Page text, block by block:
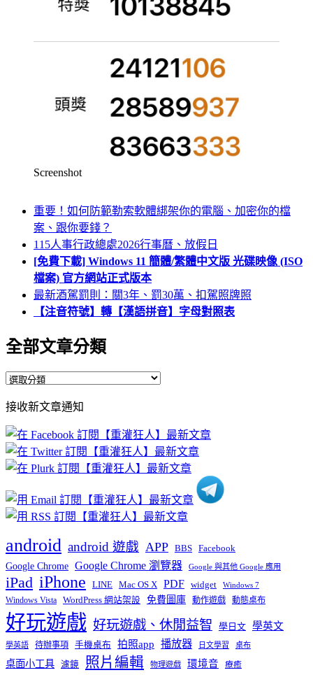
Screenshot
重要！如何防範勒索軟體綁架你的電腦、加密你的檔
案、跟你要錢？
115人事行政總處2026行事曆、放假日
[免費下載] Windows 11 簡體/繁體中文版 光碟映像 (ISO
檔案) 官方網站正式版本
最新酒駕罰則：關3年、罰30萬、扣駕照牌照
【注音符號】轉【漢語拼音】字母對照表
全部文章分類
全
文
章
分
類
接收新文章通知
android android 遊戲 APP BBS Facebook
Google Chrome Google Chrome 瀏覽器 Google 與其他 Google 應用
iPad iPhone LINE Mac OS X PDF widget Windows 7
Windows Vista WordPress 網站架設 免費圖庫 動作遊戲 動態桌布
好玩遊戲 好玩遊戲、休閒益智 學日文 學英文
學英語 待辦事項 手機桌布 拍照app 播放器 日文學習 桌布
桌面小工具 濾鏡 照片編輯 物理遊戲 環境音 療癒